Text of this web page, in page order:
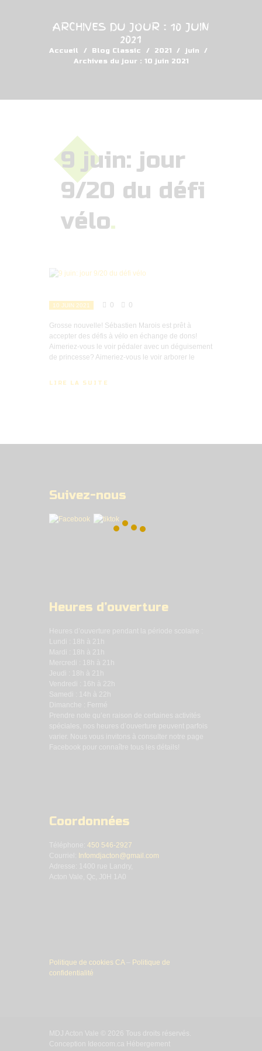
ARCHIVES DU JOUR : 10 JUIN
2021
Accueil Blog Classic 2021
juin
Archives du jour : 10 juin 2021
9 juin: jour
9/20 du défi
vélo
10 JUIN 2021 0 0
Grosse nouvelle! Sébastien Marois est prêt à
accepter des défis à vélo en échange de dons!
Aimeriez-vous le voir pédaler avec un déguisement
de princesse? Aimeriez-vous le voir arborer le
LIRE LA SUITE
Suivez-nous
Heures d’ouverture
Heures d’ouverture pendant la période scolaire :
Mercredi : 18h à 21h
Jeudi : 18h à 21h
Vendredi : 16h à 22h
Samedi : 14h à 22h
Dimanche : Fermé
Prendre note qu’en raison de certaines activités
spéciales, nos heures d’ouverture peuvent parfois
varier. Nous vous invitons à consulter notre page
Facebook pour connaître tous les détails!
Coordonnées
Téléphone: 450 546-2927
Courriel: Infomdjacton@gmail.com
Adresse: 1400 rue Landry,
Acton Vale, Qc, J0H 1A0
Politique de cookies CA–
Politique de
confidentialité
MDJ Acton Vale © 2026 Tous droits réservés.
Conception Ideocom.ca Hébergement